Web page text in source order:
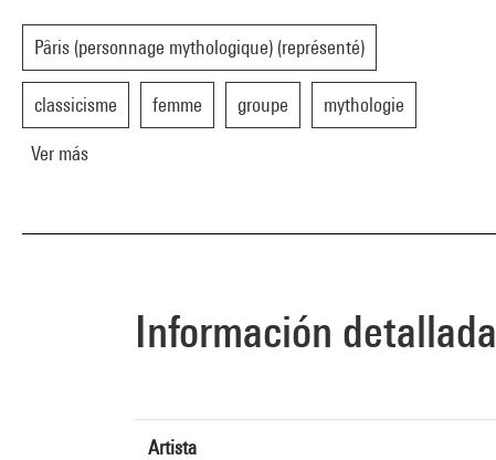
Pâris (personnage mythologique) (représenté)
classicisme femme groupe mythologie
Ver más
Información detallada
Artista